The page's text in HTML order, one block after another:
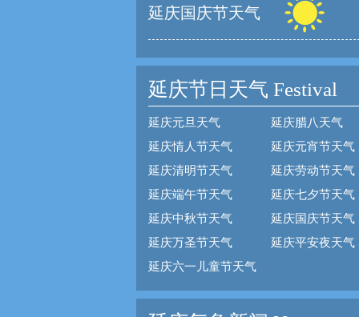
延庆国庆节天气
延庆节日天气 Festival
延庆元旦天气
延庆腊八天气
延庆情人节天气
延庆元宵节天气
延庆清明节天气
延庆劳动节天气
延庆端午节天气
延庆七夕节天气
延庆中秋节天气
延庆国庆节天气
延庆万圣节天气
延庆平安夜天气
延庆六一儿童节天气